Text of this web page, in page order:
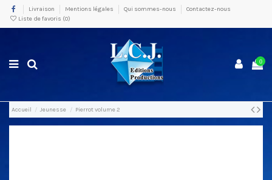
Livraison Mentions légales Qui sommes-nous
Contactez-nous
Liste de favoris (0)
0
Accueil Jeunesse Pierrot volume 2